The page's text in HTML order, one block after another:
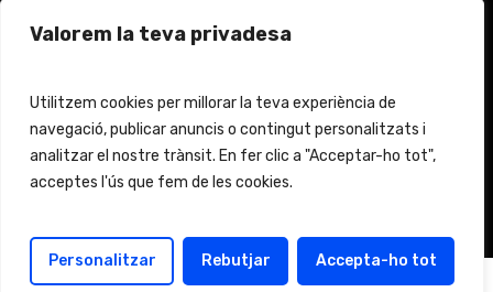
Valorem la teva privadesa
Utilitzem cookies per millorar la teva experiència de
navegació, publicar anuncis o contingut personalitzats i
analitzar el nostre trànsit. En fer clic a "Acceptar-ho tot",
acceptes l'ús que fem de les cookies.
Personalitzar Rebutjar Accepta-ho tot
Fes clickaquíper més informació
© 2024 Església Jove Barcelona. All rights reserved.
Avís legal Protecció de Dades
Català Español(Spanish)